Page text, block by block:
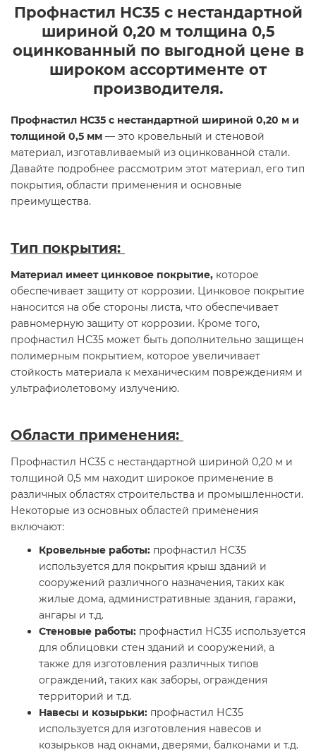
Профнастил НС35 с нестандартной
шириной 0,20 м толщина 0,5
оцинкованный по выгодной цене в
широком ассортименте от
производителя.
Профнастил НС35 с нестандартной шириной 0,20 м и
толщиной 0,5 мм — это кровельный и стеновой
материал, изготавливаемый из оцинкованной стали.
Давайте подробнее рассмотрим этот материал, его тип
покрытия, области применения и основные
преимущества.
Тип покрытия:
Материал имеет цинковое покрытие, которое
обеспечивает защиту от коррозии. Цинковое покрытие
наносится на обе стороны листа, что обеспечивает
равномерную защиту от коррозии. Кроме того,
профнастил НС35 может быть дополнительно защищен
полимерным покрытием, которое увеличивает
стойкость материала к механическим повреждениям и
ультрафиолетовому излучению.
Области применения:
Профнастил НС35 с нестандартной шириной 0,20 м и
толщиной 0,5 мм находит широкое применение в
различных областях строительства и промышленности.
Некоторые из основных областей применения
включают:
Кровельные работы: профнастил НС35
используется для покрытия крыш зданий и
сооружений различного назначения, таких как
жилые дома, административные здания, гаражи,
ангары и т.д.
Стеновые работы: профнастил НС35 используется
для облицовки стен зданий и сооружений, а
также для изготовления различных типов
ограждений, таких как заборы, ограждения
территорий и т.д.
Навесы и козырьки: профнастил НС35
используется для изготовления навесов и
козырьков над окнами, дверями, балконами и т.д.